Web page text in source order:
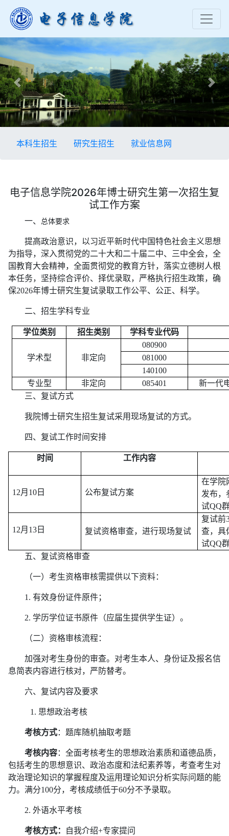
Previous Next
本科生招生 研究生招生 就业信息网
电子信息学院2026年博士研究生第一次招生复
试工作方案
一、 总体要求
提高政治意识，以习近平新时代中国特色社会主义思想
为指导，深入贯彻党的二十大和二十届二中、三中全会，全
国教育大会精神，全面贯彻党的教育方针，落实立德树人根
本任务，坚持综合评价、择优录取，严格执行招生政策，确
保2026年博士研究生复试录取工作公平、公正、科学。
二、招生学科专业
学位类别 招生类别 学科专业代码
学术型 非定向
080900
081000
140100
专业型
非定向 085401
新一代
三、复试方式
我院博士研究生招生复试采用现场复试的方式。
四、复试工作时间安排
时间 工作内容
12月10日 公布复试方案
在学院
发布，
试QQ
12月13日 复试资格审查，进行现场复试
复试前
查，具
试QQ
五、复试资格审查
（一）考生资格审核需提供以下资料：
1. 有效身份证件原件；
2. 学历学位证书原件（应届生提供学生证）。
（二）资格审核流程：
加强对考生身份的审查。对考生本人、身份证及报名信
息简表内容进行核对，严防替考。
六、复试内容及要求
1. 思想政治考核
考核方式：题库随机抽取考题
考核内容：全面考核考生的思想政治素质和道德品质，
包括考生的思想意识、政治态度和法纪素养等，考查考生对
政治理论知识的掌握程度及运用理论知识分析实际问题的能
力。满分100分，考核成绩低于60分不予录取。
2. 外语水平考核
考核方式： 自我介绍+专家提问